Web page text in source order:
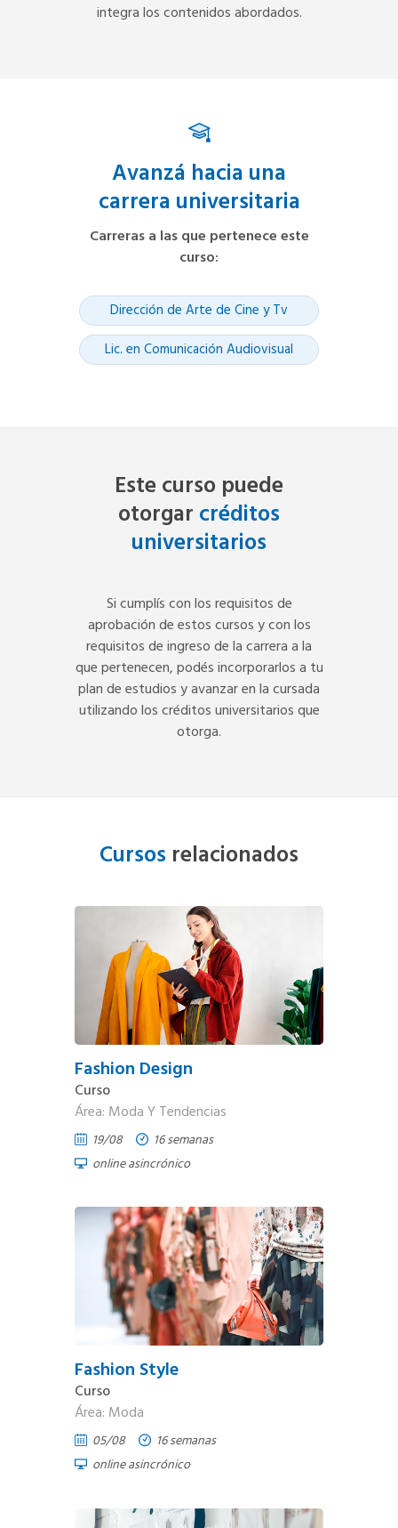
integra los contenidos abordados.
Avanzá hacia una
carrera universitaria
Carreras a las que pertenece este
curso:
Dirección de Arte de Cine y Tv
Lic. en Comunicación Audiovisual
Este curso puede
otorgar créditos
universitarios
Si cumplís con los requisitos de
aprobación de estos cursos y con los
requisitos de ingreso de la carrera a la
que pertenecen, podés incorporarlos a tu
plan de estudios y avanzar en la cursada
utilizando los créditos universitarios que
otorga.
Cursos relacionados
Fashion Design
Curso
Área: Moda Y Tendencias
19/08
16 semanas
online asincrónico
Fashion Style
Curso
Área: Moda
05/08
16 semanas
online asincrónico